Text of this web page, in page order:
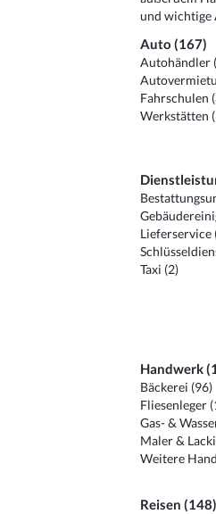
und wichtige
Auto (167)
Autohändler
Fahrschulen
Werkstätten
Lieferservice
Taxi (2)
Handwerk
Bäckerei (96)
Fliesenleger
Gas- &
Maler &
Weitere
Reisen (148)